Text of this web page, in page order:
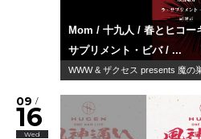
Mom / 十九人 / 春とヒコー
サプリメント・ビバ / ...
WWW & ザクセス presents 魔の
09 /
16
Wed